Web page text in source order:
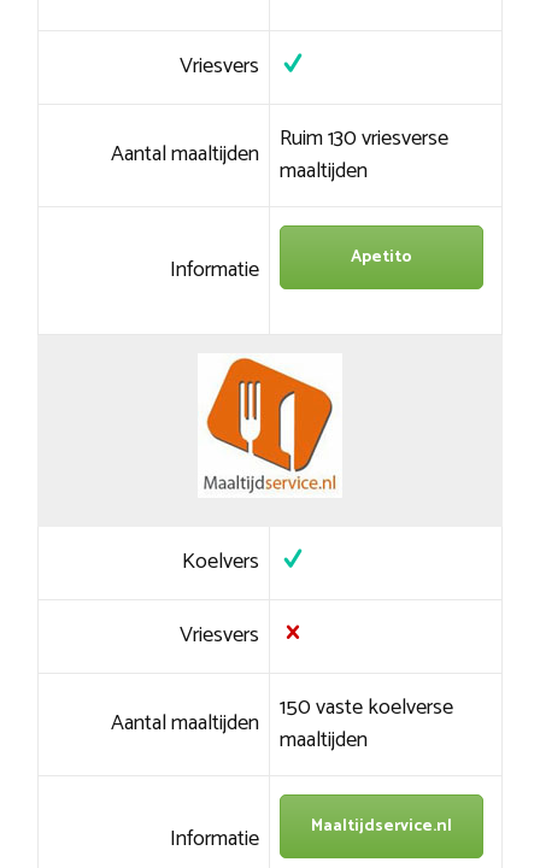
Vriesvers
Aantal maaltijden Ruim 130 vriesverse
maaltijden
Informatie Apetito
Koelvers
Vriesvers
Aantal maaltijden 150 vaste koelverse
maaltijden
Informatie Maaltijdservice.nl